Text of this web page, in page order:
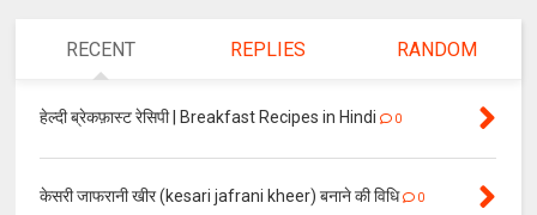
RECENT REPLIES RANDOM
हेल्दी ब्रेकफ़ास्ट रेसिपी | Breakfast Recipes in Hindi 0
केसरी जाफरानी खीर (kesari jafrani kheer) बनाने की विधि 0